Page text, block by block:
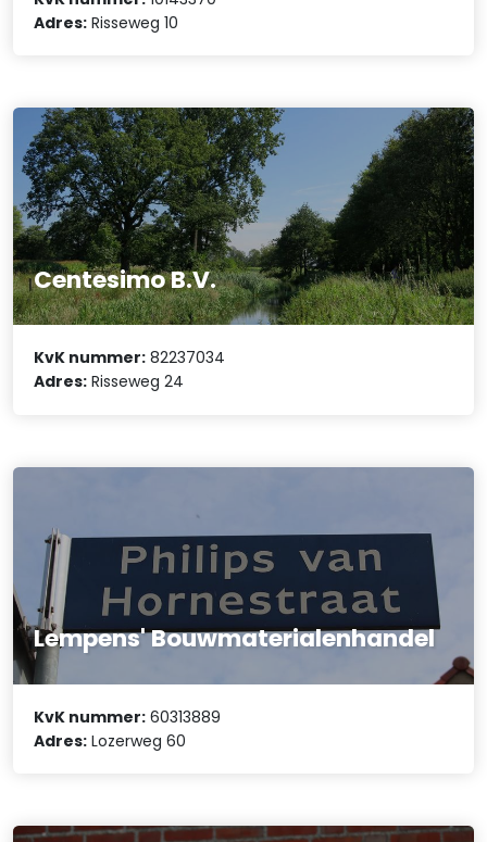
Adres: Risseweg 10
Centesimo B.V.
KvK nummer: 82237034
Adres: Risseweg 24
Lempens' Bouwmaterialenhandel
KvK nummer: 60313889
Adres: Lozerweg 60